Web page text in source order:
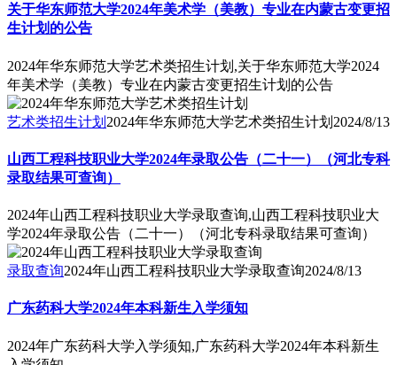
关于华东师范大学2024年美术学（美教）专业在内蒙古变更招
生计划的公告
2024年华东师范大学艺术类招生计划,关于华东师范大学2024
年美术学（美教）专业在内蒙古变更招生计划的公告
艺术类招生计划 2024年华东师范大学艺术类招生计划 2024/8/13
山西工程科技职业大学2024年录取公告（二十一）（河北专科
录取结果可查询）
2024年山西工程科技职业大学录取查询,山西工程科技职业大
学2024年录取公告（二十一）（河北专科录取结果可查询）
录取查询2024年山西工程科技职业大学录取查询2024/8/13
广东药科大学2024年本科新生入学须知
2024年广东药科大学入学须知,广东药科大学2024年本科新生